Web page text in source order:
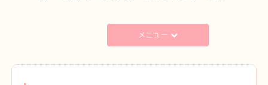
メニュー